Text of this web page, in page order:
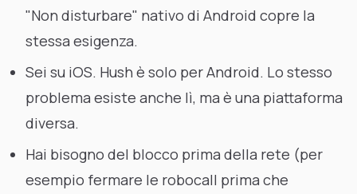
"Non disturbare" nativo di Android copre la
stessa esigenza.
Sei su iOS. Hush è solo per Android. Lo stesso
problema esiste anche lì, ma è una piattaforma
diversa.
Hai bisogno del blocco prima della rete (per
esempio fermare le robocall prima che